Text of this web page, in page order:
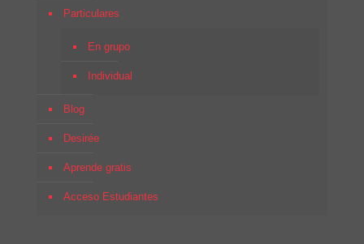
Particulares
En grupo
Individual
Blog
Desirée
Aprende gratis
Acceso Estudiantes